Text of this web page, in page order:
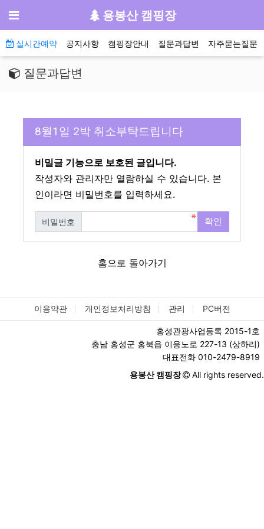
메뉴 용봉산 캠핑장
메인 메뉴
실시간예약 공지사항 캠핑장안내 질문과답변 자주묻는질문
질문과답변
8월1일 2박 취소부탁드립니다
비밀글 기능으로 보호된 글입니다.
작성자와 관리자만 열람하실 수 있습니다. 본
인이라면 비밀번호를 입력하세요.
비밀번호
필수 확인
홈으로 돌아가기
이용약관 개인정보처리방침 관리 PC버전
홍성관광사업등록 2015-1호
충남 홍성군 홍북읍 이응노로 227-13 (상하리)
대표전화 010-2479-8919
용봉산 캠핑장
All rights reserved.